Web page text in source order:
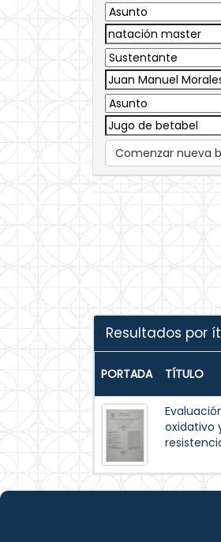
Comenzar nueva
Resultados por
PORTADA TÍTULO
oxidativo